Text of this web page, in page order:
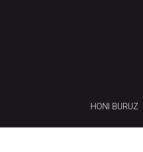
HONI BURUZ